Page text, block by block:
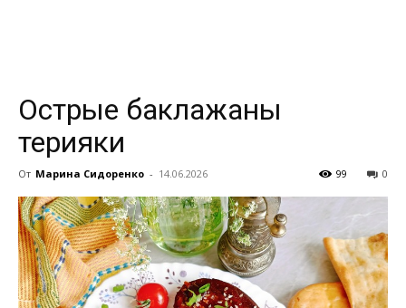
Острые баклажаны
терияки
От Марина Сидоренко - 14.06.2026 0
99